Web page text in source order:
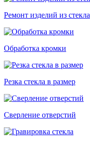
Ремонт изделий из стекла
Обработка кромки
Резка стекла в размер
Сверление отверстий